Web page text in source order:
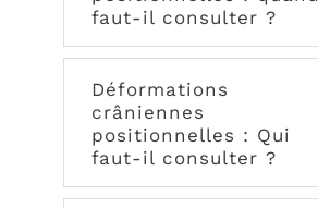
faut-il consulter ?
Déformations
crâniennes
positionnelles : Qui
faut-il consulter ?